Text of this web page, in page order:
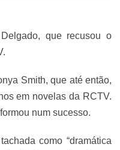
que recusou o
Smith, que até então,
em novelas da RCTV.
num sucesso.
como “dramática